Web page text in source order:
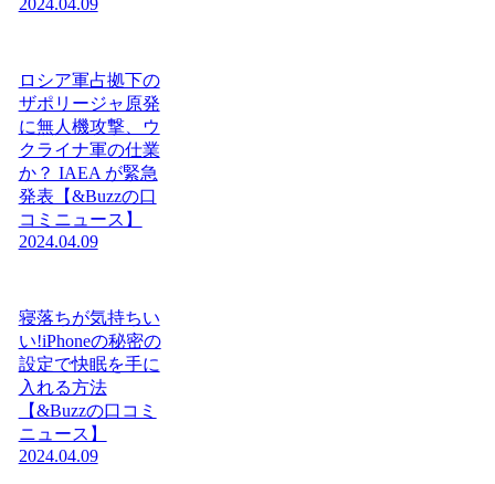
2024.04.09
ロシア軍占拠下の
ザポリージャ原発
に無人機攻撃、ウ
クライナ軍の仕業
か？ IAEA が緊急
発表【&Buzzの口
コミニュース】
2024.04.09
寝落ちが気持ちい
い!iPhoneの秘密の
設定で快眠を手に
入れる方法
【&Buzzの口コミ
ニュース】
2024.04.09